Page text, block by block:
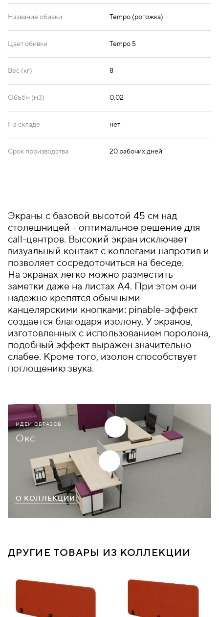
Название обивки Tempo (рогожка)
Цвет обивки Tempo 5
Вес (кг) 8
Объём (м3) 0,02
На складе нет
Срок производства 20 рабочих дней
Экраны с базовой высотой 45 см над
столешницей - оптимальное решение для
call-центров. Высокий экран исключает
визуальный контакт с коллегами напротив и
позволяет сосредоточиться на беседе.
На экранах легко можно разместить
заметки даже на листах А4. При этом они
надежно крепятся обычными
канцелярскими кнопками: pinable-эффект
создается благодаря изолону. У экранов,
изготовленных с использованием поролона,
подобный эффект выражен значительно
слабее. Кроме того, изолон способствует
поглощению звука.
ИДЕИ ОБРАЗОВ
Окс
О КОЛЛЕКЦИИ
ДРУГИЕ ТОВАРЫ ИЗ КОЛЛЕКЦИИ